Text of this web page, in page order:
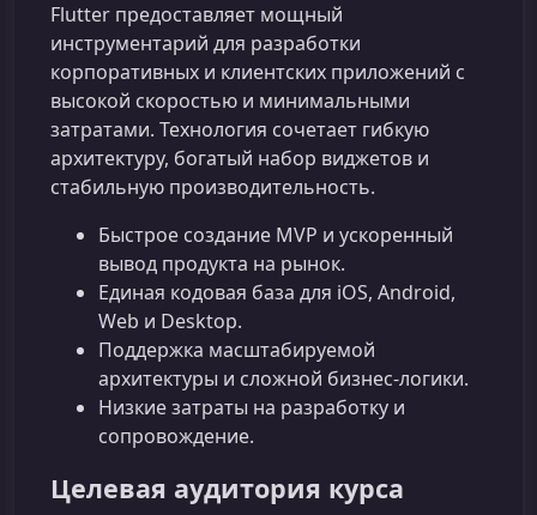
Flutter предоставляет мощный
инструментарий для разработки
корпоративных и клиентских приложений с
высокой скоростью и минимальными
затратами. Технология сочетает гибкую
архитектуру, богатый набор виджетов и
стабильную производительность.
Быстрое создание MVP и ускоренный
вывод продукта на рынок.
Единая кодовая база для iOS, Android,
Web и Desktop.
Поддержка масштабируемой
архитектуры и сложной бизнес‑логики.
Низкие затраты на разработку и
сопровождение.
Целевая аудитория курса